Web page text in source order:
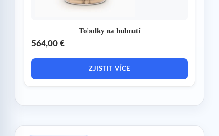
Tobolky na hubnutí
564,00 €
ZJISTIT VÍCE